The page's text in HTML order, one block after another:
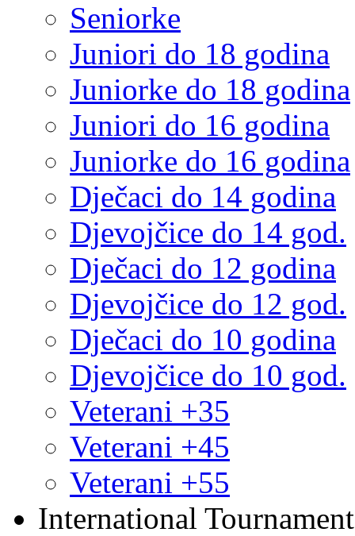
Seniorke
Juniori do 18 godina
Juniorke do 18 godina
Juniori do 16 godina
Juniorke do 16 godina
Dječaci do 14 godina
Djevojčice do 14 god.
Dječaci do 12 godina
Djevojčice do 12 god.
Dječaci do 10 godina
Djevojčice do 10 god.
Veterani +35
Veterani +45
Veterani +55
International